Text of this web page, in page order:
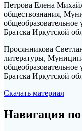
Петрова Елена
обществознания,
Братска Иркутской
Просянникова
литературы,
Братска Иркутской
Скачать материал
Навигация